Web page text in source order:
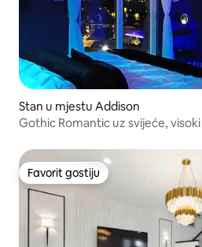
Stan u mjestu Addison
Gothic Romantic uz svijeće,
Favorit gostiju
Favorit gostiju